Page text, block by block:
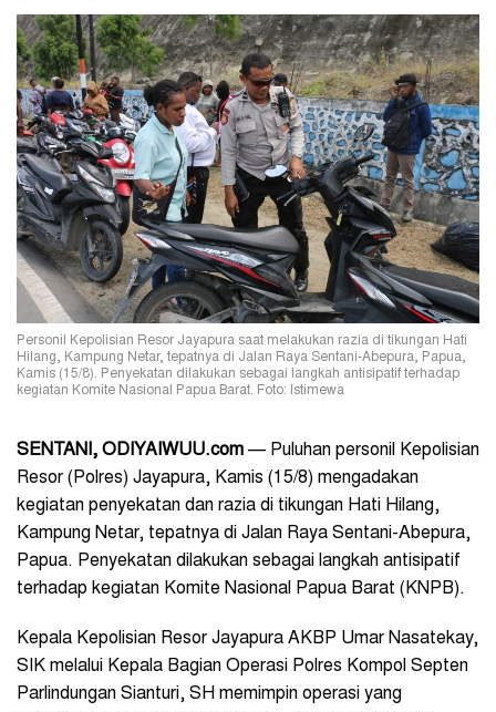
Personil Kepolisian Resor Jayapura saat melakukan razia di tikungan Hati
Hilang, Kampung Netar, tepatnya di Jalan Raya Sentani-Abepura, Papua,
Kamis (15/8). Penyekatan dilakukan sebagai langkah antisipatif terhadap
kegiatan Komite Nasional Papua Barat. Foto: Istimewa
SENTANI, ODIYAIWUU.com — Puluhan personil Kepolisian
Resor (Polres) Jayapura, Kamis (15/8) mengadakan
kegiatan penyekatan dan razia di tikungan Hati Hilang,
Kampung Netar, tepatnya di Jalan Raya Sentani-Abepura,
Papua. Penyekatan dilakukan sebagai langkah antisipatif
terhadap kegiatan Komite Nasional Papua Barat (KNPB).
Kepala Kepolisian Resor Jayapura AKBP Umar Nasatekay,
SIK melalui Kepala Bagian Operasi Polres Kompol Septen
Parlindungan Sianturi, SH memimpin operasi yang